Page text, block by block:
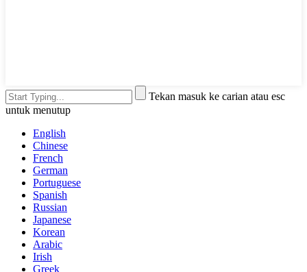
Tekan masuk ke carian atau esc
untuk menutup
English
Chinese
French
German
Portuguese
Spanish
Russian
Japanese
Korean
Arabic
Irish
Greek